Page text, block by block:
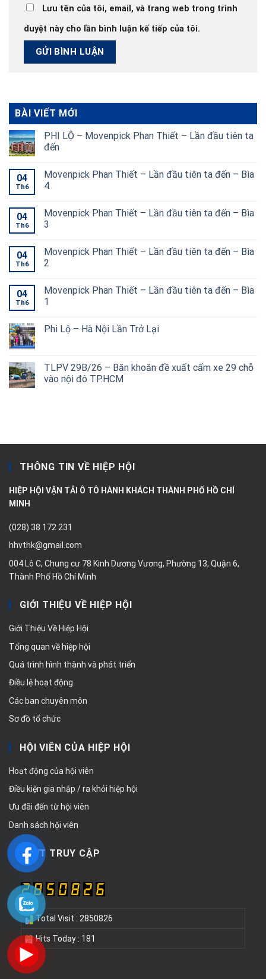
Lưu tên của tôi, email, và trang web trong trình
duyệt này cho lần bình luận kế tiếp của tôi.
BÀI VIẾT MỚI
PHI LỘ – Movenpick Phan Thiết – Lần đầu tiên ta
đến
04
Th6
Movenpick Phan Thiết – Lần đầu tiên ta đến – Bìa
4
04
Th6
Movenpick Phan Thiết – Lần đầu tiên ta đến – Bìa
3
04
Th6
Movenpick Phan Thiết – Lần đầu tiên ta đến – Bìa
2
04
Th6
Movenpick Phan Thiết – Lần đầu tiên ta đến – Bìa
1
Phi Lộ – Hà Nội Lần Trở Lại
TLPV 29B/26 – Băn khoăn đề xuất cấm xe 29 chỗ
vào nội đô TP.HCM
THÔNG TIN VỀ HIỆP HỘI
HIỆP HỘI VẬN TẢI Ô TÔ HÀNH KHÁCH THÀNH PHỐ HỒ CHÍ
MINH
(028) 38 172 231
hhvthk@gmail.com
004 Lô C, Chung cư 78 Kinh Dương Vương, Phường 13, Quận 6,
Thành Phố Hồ Chí Minh
GIỚI THIỆU VỀ HIỆP HỘI
Giới Thiệu Về Hiệp Hội
Tổng quan về hiệp hội
Quá trình hình thành và phát triển
Điều lệ hoạt động
Các ban chuyên môn
Sơ đồ tổ chức
HỘI VIÊN CỦA HIỆP HỘI
Hoạt động của hội viên
Điều kiện gia nhập / ra khỏi hiệp hội
Ưu đãi đến từ hội viên
Danh sách hội viên
LƯỢT TRUY CẬP
Total Visit : 2850826
Hits Today : 181